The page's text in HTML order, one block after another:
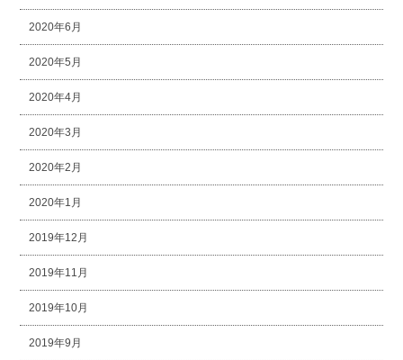
2020年6月
2020年5月
2020年4月
2020年3月
2020年2月
2020年1月
2019年12月
2019年11月
2019年10月
2019年9月